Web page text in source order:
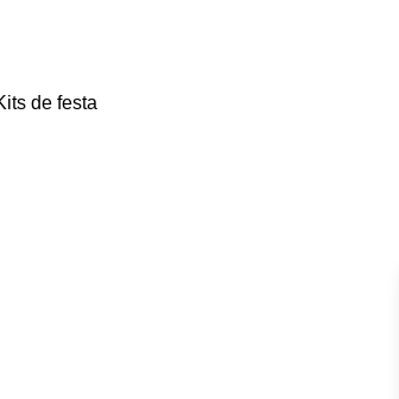
kits de festa